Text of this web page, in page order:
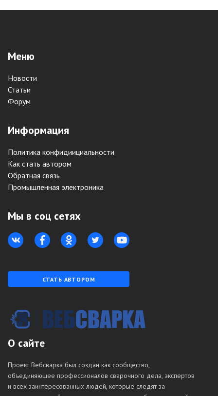
О сайте
Проект Вебсварка был создан как сообщество,
объединяющее профессионалов сварочного дела, экспертов
и всех заинтересованных людей, которые следят за
Меню
Новости
Статьи
Форум
Информация
Политика конфидиициальности
Как стать автором
Обратная связь
Промышленная электроника
Мы в соц сетях
СТАТЬ АВТОРОМ